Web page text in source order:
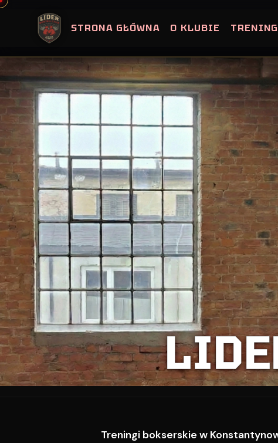
Skip
STRONA GŁÓWNA O KLUBIE
Treningi bokserskie w